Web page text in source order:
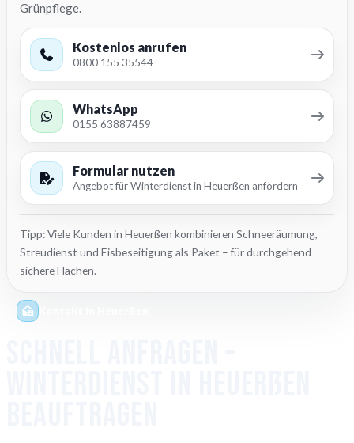
Grünpflege.
Kostenlos anrufen
0800 155 35544
WhatsApp
0155 63887459
Formular nutzen
Angebot für Winterdienst in Heuerßen anfordern
Tipp: Viele Kunden in Heuerßen kombinieren Schneeräumung,
Streudienst und Eisbeseitigung als Paket – für durchgehend
sichere Flächen.